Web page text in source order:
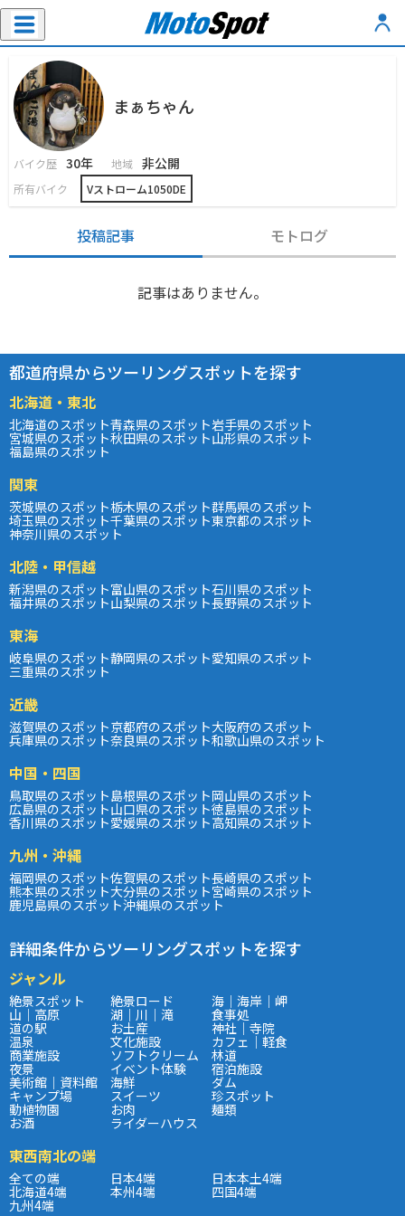
まぁちゃん
バイク歴 30年 地域 非公開
所有バイク Vストローム1050DE
投稿記事 モトログ
記事はありません。
都道府県からツーリングスポットを探す
北海道・東北
北海道のスポット青森県のスポット岩手県のスポット
宮城県のスポット秋田県のスポット山形県のスポット
福島県のスポット
関東
茨城県のスポット栃木県のスポット群馬県のスポット
埼玉県のスポット千葉県のスポット東京都のスポット
神奈川県のスポット
北陸・甲信越
新潟県のスポット富山県のスポット石川県のスポット
福井県のスポット山梨県のスポット長野県のスポット
東海
岐阜県のスポット静岡県のスポット愛知県のスポット
三重県のスポット
近畿
滋賀県のスポット京都府のスポット大阪府のスポット
兵庫県のスポット奈良県のスポット和歌山県のスポット
中国・四国
鳥取県のスポット島根県のスポット岡山県のスポット
広島県のスポット山口県のスポット徳島県のスポット
香川県のスポット愛媛県のスポット高知県のスポット
九州・沖縄
福岡県のスポット佐賀県のスポット長崎県のスポット
熊本県のスポット大分県のスポット宮崎県のスポット
鹿児島県のスポット沖縄県のスポット
詳細条件からツーリングスポットを探す
ジャンル
絶景スポット 絶景ロード 海｜海岸｜岬
山｜高原 湖｜川｜滝 食事処
道の駅 お土産 神社｜寺院
温泉 文化施設 カフェ｜軽食
商業施設 ソフトクリーム 林道
夜景 イベント体験 宿泊施設
美術館｜資料館 海鮮 ダム
キャンプ場 スイーツ 珍スポット
動植物園 お肉 麺類
お酒 ライダーハウス
東西南北の端
全ての端 日本4端 日本本土4端
北海道4端 本州4端 四国4端
九州4端